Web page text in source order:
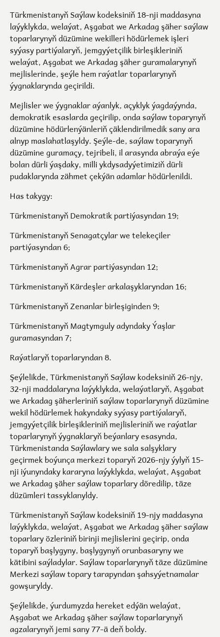
Türkmenistanyň Saýlaw kodeksiniň 18-nji maddasyna
laýyklykda, welaýat, Aşgabat we Arkadag şäher saýlaw
toparlarynyň düzümine wekilleri hödürlemek işleri
syýasy partiýalaryň, jemgyýetçilik birleşikleriniň
welaýat, Aşgabat we Arkadag şäher guramalarynyň
mejlislerinde, şeýle hem raýatlar toparlarynyň
ýygnaklarynda geçirildi.
Mejlisler we ýygnaklar aýanlyk, açyklyk ýagdaýynda,
demokratik esaslarda geçirilip, onda saýlaw toparynyň
düzümine hödürlenýänleriň çäklendirilmedik sany ara
alnyp maslahatlaşyldy. Şeýle-de, saýlaw toparynyň
düzümine guramaçy, tejribeli, il arasynda abraýa eýe
bolan dürli ýaşdaky, milli ykdysadyýetimiziň dürli
pudaklarynda zähmet çekýän adamlar hödürlenildi.
Has takygy:
Türkmenistanyň Demokratik partiýasyndan 19;
Türkmenistanyň Senagatçylar we telekeçiler
partiýasyndan 6;
Türkmenistanyň Agrar partiýasyndan 12;
Türkmenistanyň Kärdeşler arkalaşyklaryndan 16;
Türkmenistanyň Zenanlar birleşiginden 9;
Türkmenistanyň Magtymguly adyndaky Ýaşlar
guramasyndan 7;
Raýatlaryň toparlaryndan 8.
Şeýlelikde, Türkmenistanyň Saýlaw kodeksiniň 26-njy,
32-nji maddalaryna laýyklykda, welaýatlaryň, Aşgabat
we Arkadag şäherleriniň saýlaw toparlarynyň düzümine
wekil hödürlemek hakyndaky syýasy partiýalaryň,
jemgyýetçilik birleşikleriniň mejlisleriniň we raýatlar
toparlarynyň ýygnaklaryň beýanlary esasynda,
Türkmenistanda Saýlawlary we sala salşyklary
geçirmek boýunça merkezi toparyň 2026-njy ýylyň 15-
nji iýunyndaky kararyna laýyklykda, welaýat, Aşgabat
we Arkadag şäher saýlaw toparlary döredilip, täze
düzümleri tassyklanyldy.
Türkmenistanyň Saýlaw kodeksiniň 19-njy maddasyna
laýyklykda, welaýat, Aşgabat we Arkadag şäher saýlaw
toparlary özleriniň birinji mejlislerini geçirip, onda
toparyň başlygyny, başlygynyň orunbasaryny we
kätibini saýladylar. Saýlaw toparlarynyň täze düzümine
Merkezi saýlaw topary tarapyndan şahsyýetnamalar
gowşuryldy.
Şeýlelikde, ýurdumyzda hereket edýän welaýat,
Aşgabat we Arkadag şäher saýlaw toparlarynyň
agzalarynyň jemi sany 77-ä deň boldy.